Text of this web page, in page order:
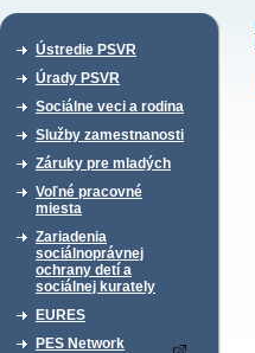
Ústredie PSVR
Úrady PSVR
Sociálne veci a rodina
Služby zamestnanosti
Záruky pre mladých
Voľné pracovné
miesta
Zariadenia
sociálnoprávnej
ochrany detí a
sociálnej kurately
EURES
PES Network